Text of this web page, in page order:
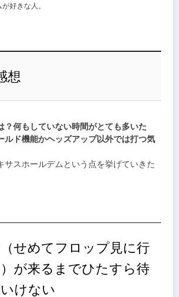
好きな人。
想
？何もしていない時間がとても多いた
ルド機能かヘッズアップ以外では打つ気
サスホールデムという点を挙げていきた
せめてフロップ見に行
が来るまでひたすら待
けない